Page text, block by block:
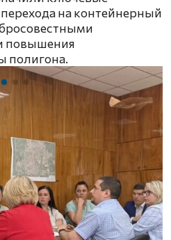
на контейнерный
повышения
полигона.